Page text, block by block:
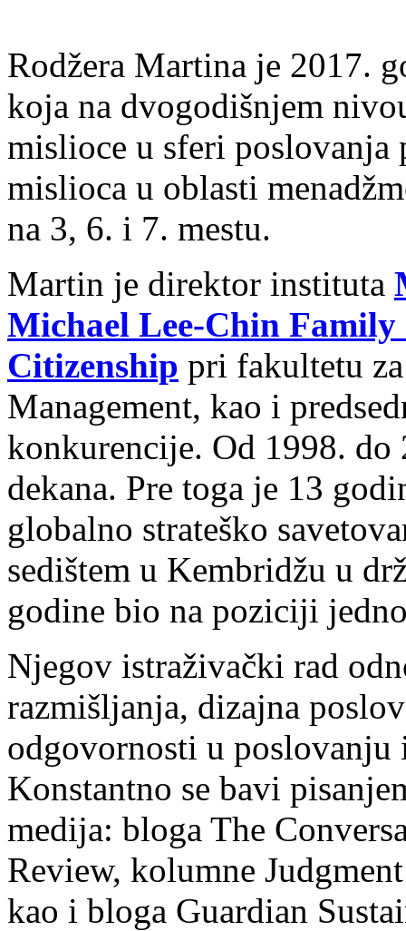
Rodžera Martina je 2017.
koja na dvogodišnjem
mislioce u sferi poslovanja
mislioca u oblasti
na 3, 6. i 7. mestu.
Martin je direktor instituta
Michael Lee-Chin
Citizenship pri fakultetu
Management, kao i
konkurencije. Od 1998.
dekana. Pre toga je 13
globalno strateško
sedištem u Kembridžu u
godine bio na poziciji
Njegov istraživački rad
razmišljanja, dizajna
odgovornosti u
Konstantno se bavi
medija: bloga The
Review, kolumne
kao i bloga Guardian